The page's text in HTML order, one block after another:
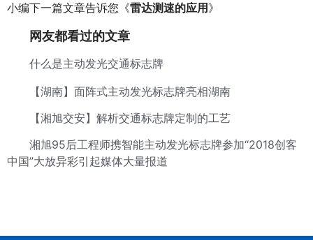
小编下一篇文章告诉您《雷达测速的应用 》
网友都看过的文章
什么是主动发光交通标志牌
【湖南】面阵式主动发光标志牌亮相湖南
【湘旭交安】解析交通标志牌定制的工艺
湘旭95后工程师携智能主动发光标志牌参加“2018创客
中国”大放异彩引起媒体大量报道